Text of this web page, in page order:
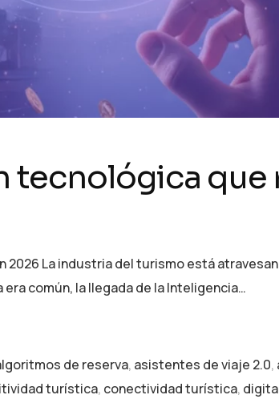
tecnológica que
La industria del turismo está
común, la llegada de la Inteligencia…
de reserva, asistentes de viaje 2.0,
turística, conectividad turística,